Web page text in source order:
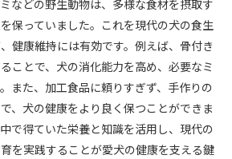
などの野生動物は、多様な食材を摂取す
保っていました。これを現代の犬の食生
健康維持には有効です。例えば、骨付き
ことで、犬の消化能力を高め、必要なミ
また、加工食品に頼りすぎず、手作りの
、犬の健康をより良く保つことができま
で得ていた栄養と知識を活用し、現代の
を実践することが愛犬の健康を支える鍵